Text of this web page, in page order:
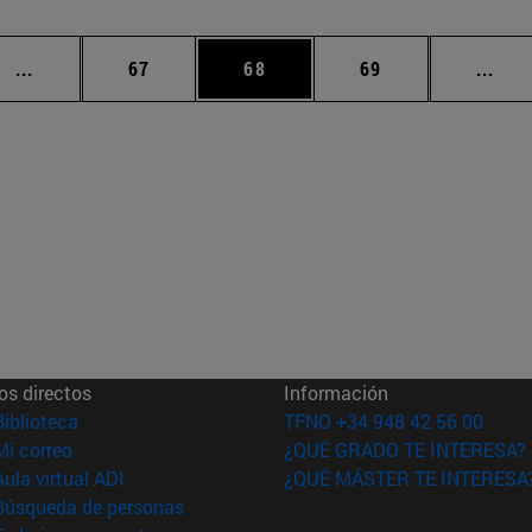
... Páginas intermedias Use TAB para desplazarse.
Página
67 Página
68 Página
69 ...
directos
(abre en nueva ventana)
correo(abre en nueva ventana)
virtual ADI (abre en nueva ventana)
de personas(abre en nueva ventana)
Información
TFNO +34 948 42 56 00
¿QUÉ GRADO TE INTERESA?
¿QUÉ MÁSTER TE